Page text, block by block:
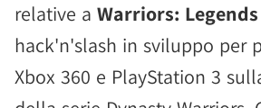
relative a Warriors:
hack'n'slash in sviluppo per
Xbox 360 e PlayStation 3